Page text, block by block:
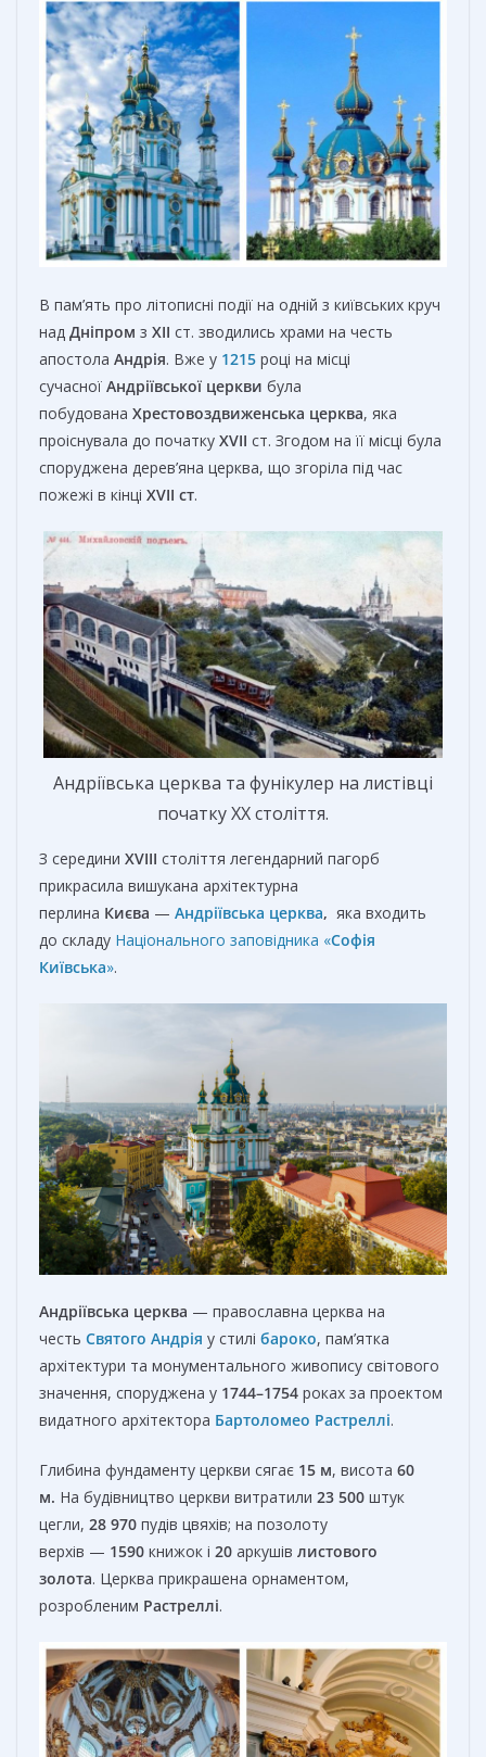
В пам’ять про літописні події на одній з київських круч
над Дніпром з XII ст. зводились храми на честь
апостола Андрія. Вже у 1215 році на місці
сучасної Андріївської церкви була
побудована Хрестовоздвиженська церква, яка
проіснувала до початку XVII ст. Згодом на її місці була
споруджена дерев’яна церква, що згоріла під час
пожежі в кінці XVII ст.
Андріївська церква та фунікулер на листівці
початку ХХ століття.
З середини XVIII століття легендарний пагорб
прикрасила вишукана архітектурна
перлина Києва — Андріївська церква, яка входить
до складу Національного заповідника «Софія
Київська».
Андріївська церква — православна церква на
честь Святого Андрія у стилі бароко, пам’ятка
архітектури та монументального живопису світового
значення, споруджена у 1744–1754 роках за проектом
видатного архітектора Бартоломео Растреллі.
Глибина фундаменту церкви сягає 15 м, висота 60
м. На будівництво церкви витратили 23 500 штук
цегли, 28 970 пудів цвяхів; на позолоту
верхів — 1590 книжок і 20 аркушів листового
золота. Церква прикрашена орнаментом,
розробленим Растреллі.